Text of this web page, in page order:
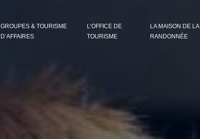
GROUPES & TOURISME
D’AFFAIRES
L’OFFICE DE
TOURISME
LA MAISON DE LA
RANDONNÉE